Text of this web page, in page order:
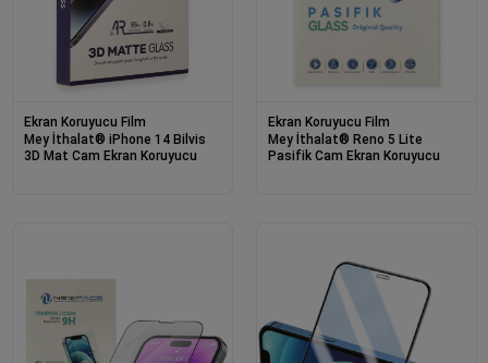
Ekran Koruyucu Film
Mey İthalat® iPhone 14 Bilvis
3D Mat Cam Ekran Koruyucu
Ekran Koruyucu Film
Mey İthalat® Reno 5 Lite
Pasifik Cam Ekran Koruyucu